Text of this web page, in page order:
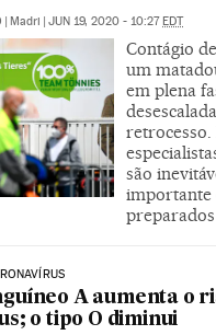
| Madri | JUN 19, 2020 - 10:27EDT
Contágio
um
em plena
retrocesso.
são
importante
preparados
A aumenta o
o tipo O diminui